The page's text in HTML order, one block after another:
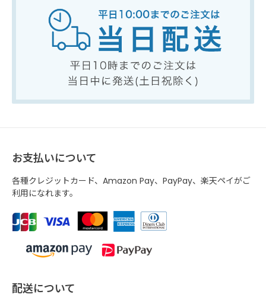
お支払いについて
各種クレジットカード、Amazon Pay、PayPay、楽天ペイがご
利用になれます。
配送について